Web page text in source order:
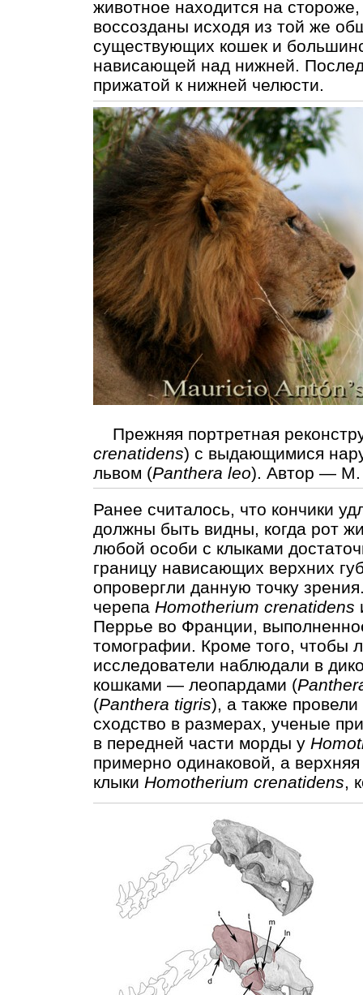
животное находится на
воссозданы исходя из той же
существующих кошек и
нависающей над нижней.
прижатой к нижней челюсти.
Прежняя портретная
crenatidens) с выдающимися
львом (Panthera leo). Автор — М.
Ранее считалось, что кончики
должны быть видны, когда рот
любой особи с клыками
границу нависающих верхних
опровергли данную точку
черепа Homotherium crenatidens
Перрье во Франции,
томографии. Кроме того, чтобы
исследователи наблюдали в
кошками — леопардами (
(Panthera tigris), а также
сходство в размерах, ученые
в передней части морды у
примерно одинаковой, а
клыки Homotherium crenatidens ,